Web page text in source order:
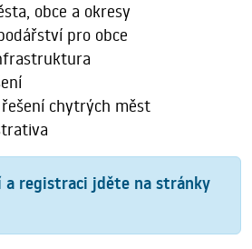
obce a okresy
pro obce
chytrých měst
a registraci jděte na stránky